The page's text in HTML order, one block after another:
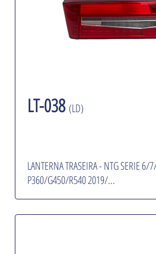
LT-038 (LD)
LANTERNA TRASEIRA - NTG SERIE 6/
P360/G450/R540 2019/...